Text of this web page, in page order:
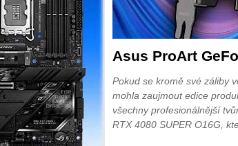
Asus ProArt
Pokud se kromě své záliby
mohla zaujmout edice
všechny profesionálnější
RTX 4080 SUPER O16G,